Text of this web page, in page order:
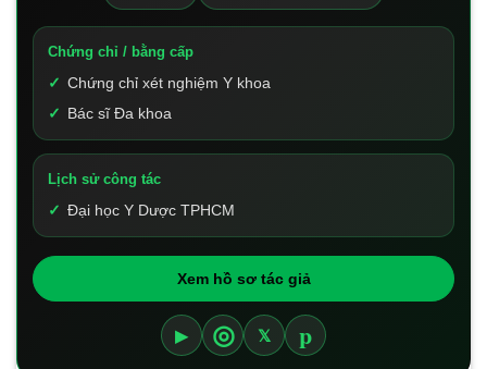
Chứng chỉ / bằng cấp
Chứng chỉ xét nghiệm Y khoa
Bác sĩ Đa khoa
Lịch sử công tác
Đại học Y Dược TPHCM
Xem hồ sơ tác giả
▶ ◎ 𝕏 p